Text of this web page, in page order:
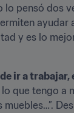
pensó dos
ayudar
y es lo
ir a trabajar,
que tengo a